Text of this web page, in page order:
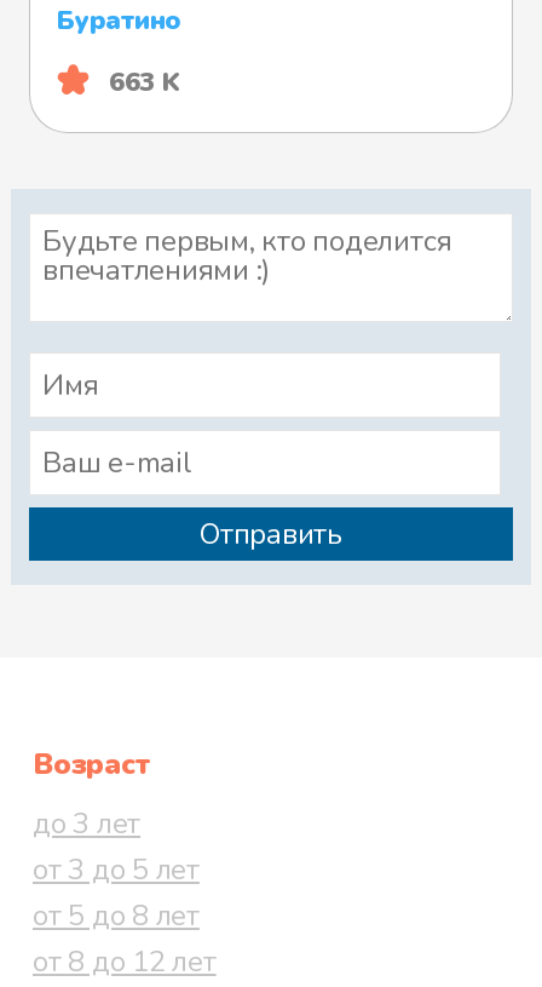
Буратино
663 K
Возраст
до 3 лет
от 3 до 5 лет
от 5 до 8 лет
от 8 до 12 лет